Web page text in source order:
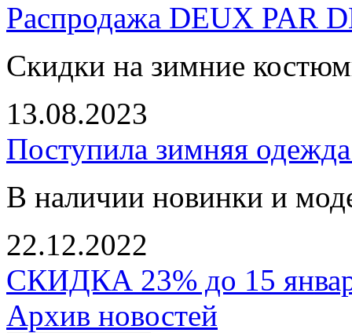
Распродажа DEUX PAR
Скидки на зимние
13.08.2023
Поступила зимняя
В наличии новинки и
22.12.2022
СКИДКА 23% до 15
Архив новостей